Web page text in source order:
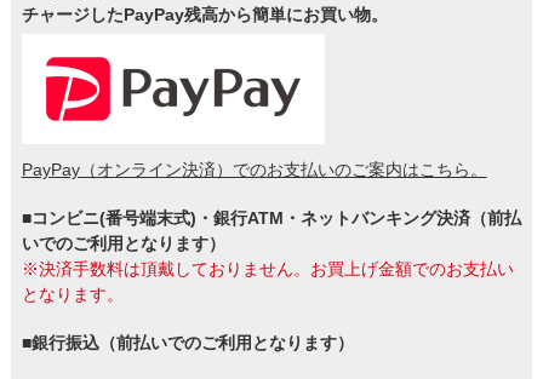
チャージしたPayPay残高から簡単にお買い物。
PayPay（オンライン決済）でのお支払いのご案内はこちら。
■コンビニ(番号端末式)・銀行ATM・ネットバンキング決済（前払
いでのご利用となります）
※決済手数料は頂戴しておりません。お買上げ金額でのお支払い
となります。
■銀行振込（前払いでのご利用となります）